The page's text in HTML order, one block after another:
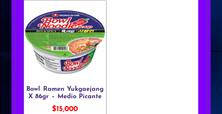
Bowl Ramen Yukgaejang
X 86gr – Medio Picante
$15,000